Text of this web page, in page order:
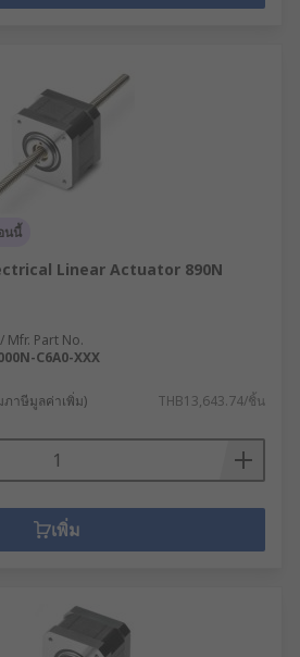
นนี้
Linear Actuator 890N
Mfr. Part No.
C6A0-XXX
ภาษีมูลค่าเพิ่ม) THB13,643.74/ชิ้น
เพิ่ม